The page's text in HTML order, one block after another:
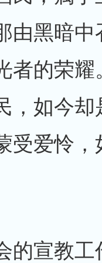
由黑暗
者的荣耀
，如今却
受爱怜，
的宣教工